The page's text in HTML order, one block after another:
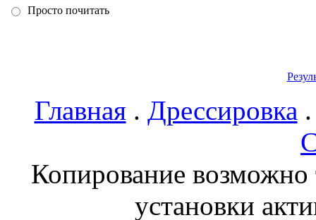
Просто почитать
Главная. Дрессировка
Копирование возможно
установки